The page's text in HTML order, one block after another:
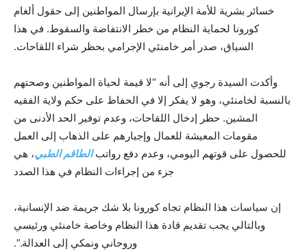
خسائر بشرية للأمة الإيرانية بإرسال المواطنين إلى حقول ألغام
كورونا لحماية النظام من خطر الانتفاضة والسقوط. في هذا
السياق، صدر أمر خامنئي الإجرامي بحظر شراء اللقاحات.
وأكدت السيدة رجوي إلى أنه “لا قيمة لحياة المواطنين وصحتهم
بالنسبة لخامنئي، وهو لا يفكر إلا في الحفاظ على حكم ولاية الفقيه
المشين. حظر إدخال اللقاحات، وعدم توفير الحد الأدنى من
مقومات المعيشة للعمال وإجبارهم على الذهاب إلى العمل
للحصول على قوتهم اليومي، وعدم دفع رواتبالطاقم الطبي، هي
جزء من إجراءات النظام في هذا الصدد
إن سياسات هذا النظام تجاه كورونا بلا شك جريمة ضد الإنسانية،
وبالتالي يجب تقديم قادة هذا النظام وخاصة خامنئي ورئيسي
وروحاني ونمكي إلى العدالة.”.